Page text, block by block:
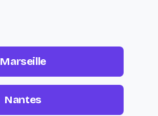
Marseille
Nantes